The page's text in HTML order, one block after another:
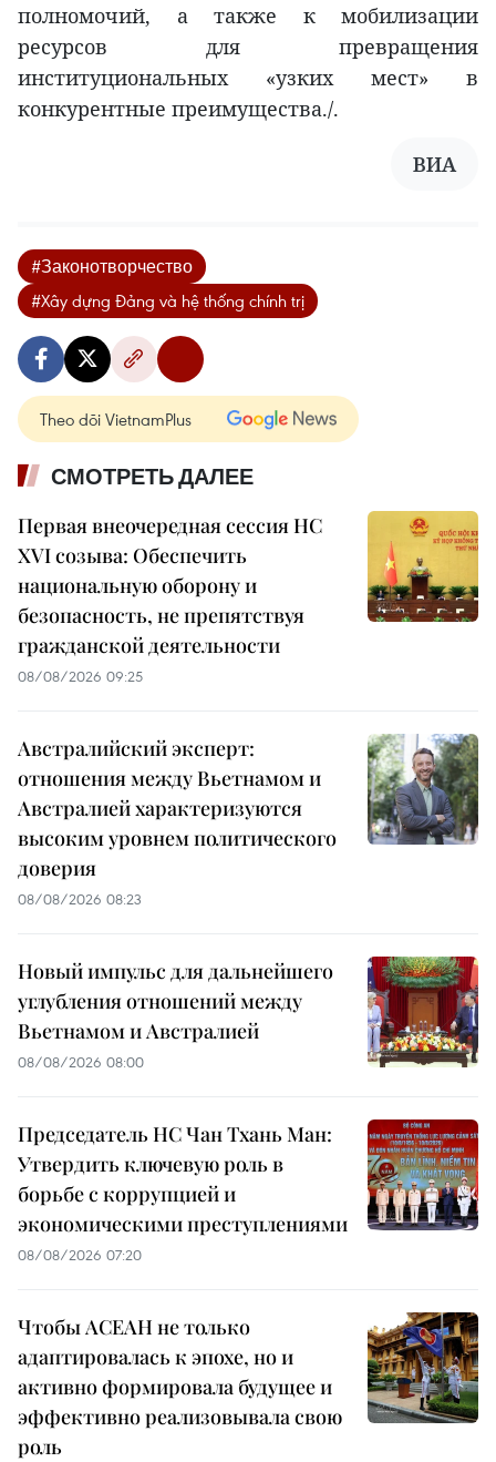
полномочий, а также к мобилизации
ресурсов для превращения
институциональных «узких мест» в
конкурентные преимущества./.
ВИА
#Законотворчество
#Xây dựng Đảng và hệ thống chính trị
Theo dõi VietnamPlus
СМОТРЕТЬ ДАЛЕЕ
Первая внеочередная сессия НС
XVI созыва: Обеспечить
национальную оборону и
безопасность, не препятствуя
гражданской деятельности
08/08/2026 09:25
Австралийский эксперт:
отношения между Вьетнамом и
Австралией характеризуются
высоким уровнем политического
доверия
08/08/2026 08:23
Новый импульс для дальнейшего
углубления отношений между
Вьетнамом и Австралией
08/08/2026 08:00
Председатель НС Чан Тхань Ман:
Утвердить ключевую роль в
борьбе с коррупцией и
экономическими преступлениями
08/08/2026 07:20
Чтобы АСЕАН не только
адаптировалась к эпохе, но и
активно формировала будущее и
эффективно реализовывала свою
роль